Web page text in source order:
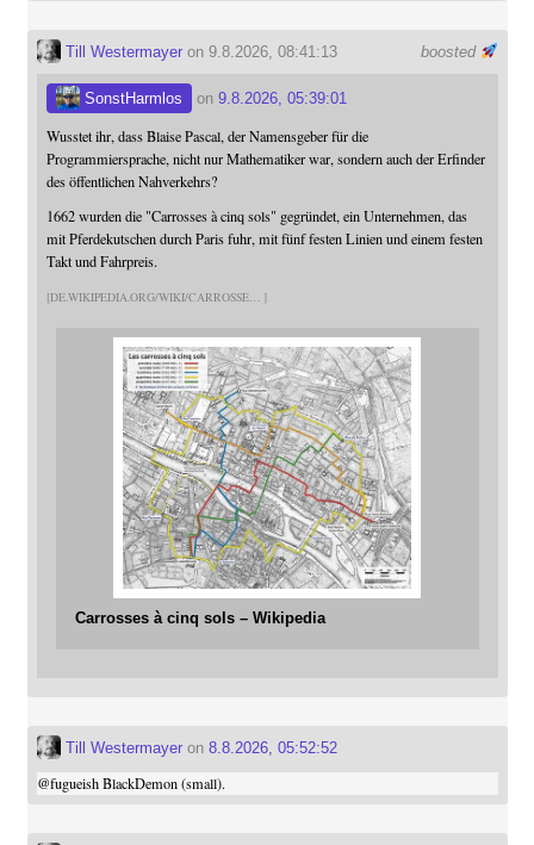
boosted
Till Westermayeron 9.8.2026, 08:41:13
SonstHarmlos on 9.8.2026, 05:39:01
Wusstet ihr, dass Blaise Pascal, der Namensgeber für die
Programmiersprache, nicht nur Mathematiker war, sondern auch der Erfinder
des öffentlichen Nahverkehrs?
1662 wurden die "Carrosses à cinq sols" gegründet, ein Unternehmen, das
mit Pferdekutschen durch Paris fuhr, mit fünf festen Linien und einem festen
Takt und Fahrpreis.
DE.WIKIPEDIA.ORG/WIKI/CARROSSE
Carrosses à cinq sols – Wikipedia
Till Westermayeron 8.8.2026, 05:52:52
@fugueishBlackDemon (small).